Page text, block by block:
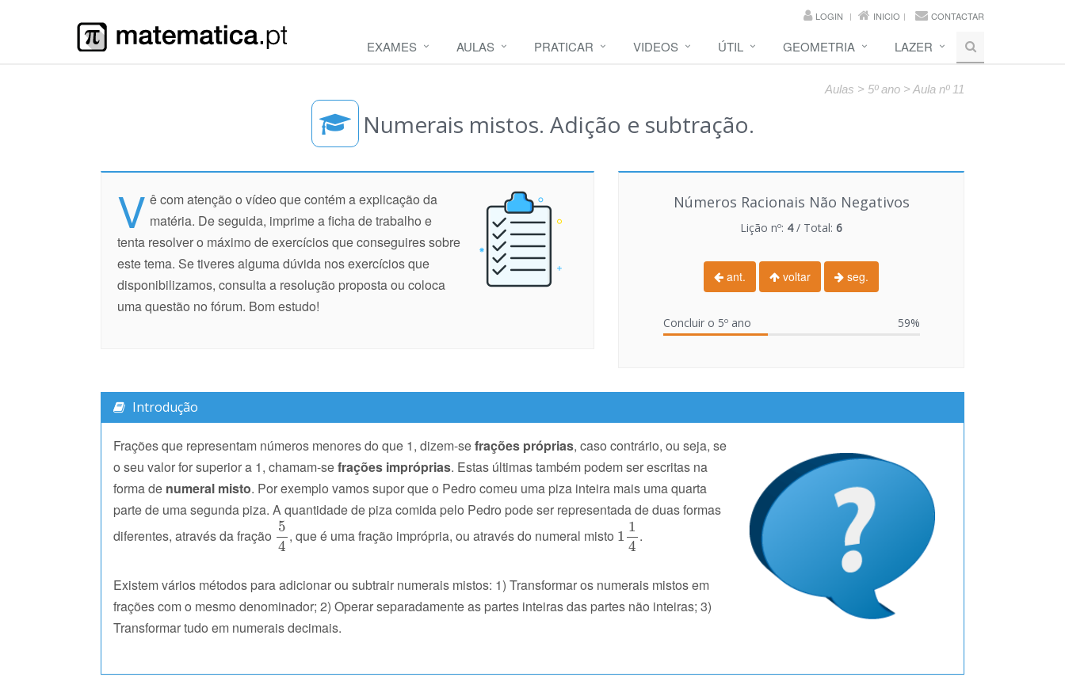
LOGIN INICIO CONTACTAR
EXAMES AULAS PRATICAR VIDEOS ÚTIL GEOMETRIA LAZER
Aulas > 5º ano > Aula nº 11
Numerais mistos. Adição e subtração.
V ê com atenção o vídeo que contém a explicação da
matéria. De seguida, imprime a ficha de trabalho e
tenta resolver o máximo de exercícios que conseguires sobre
este tema. Se tiveres alguma dúvida nos exercícios que
disponibilizamos, consulta a resolução proposta ou coloca
uma questão no fórum. Bom estudo!
Números Racionais Não Negativos
Lição nº: 4/ Total:6
ant. voltar seg.
Concluir o 5º ano 59%
Introdução
Frações que representam números menores do que 1, dizem-sefrações próprias, caso contrário, ou seja, se
o seu valor for superior a 1, chamam-sefrações impróprias. Estas últimas também podem ser escritas na
forma de numeral misto. Por exemplo vamos supor que o Pedro comeu uma piza inteira mais uma quarta
parte de uma segunda piza. A quantidade de piza comida pelo Pedro pode ser representada de duas formas
diferentes, através da fração
, que é uma fração imprópria, ou através do numeral misto .
Existem vários métodos para adicionar ou subtrair numerais mistos: 1) Transformar os numerais mistos em
frações com o mesmo denominador; 2) Operar separadamente as partes inteiras das partes não inteiras; 3)
Transformar tudo em numerais decimais.